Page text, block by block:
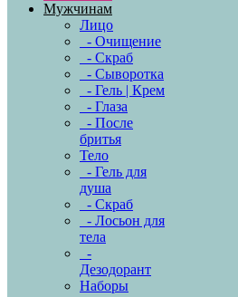
Мужчинам
Лицо
- Очищение
- Скраб
- Сыворотка
- Гель | Крем
- Глаза
- После
бритья
Тело
- Гель для
душа
- Скраб
- Лосьон для
тела
-
Дезодорант
Наборы